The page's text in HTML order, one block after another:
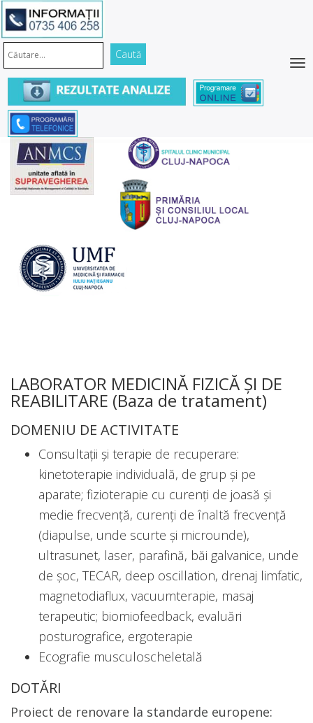
LABORATOR MEDICINĂ FIZICĂ ȘI DE
REABILITARE (Baza de tratament)
DOMENIU DE ACTIVITATE
Consultații și terapie de recuperare:
kinetoterapie individuală, de grup și pe
aparate; fizioterapie cu curenți de joasă și
medie frecvență, curenți de înaltă frecvență
(diapulse, unde scurte și microunde),
ultrasunet, laser, parafină, băi galvanice, unde
de șoc, TECAR, deep oscillation, drenaj limfatic,
magnetodiaflux, vacuumterapie, masaj
terapeutic; biomiofeedback, evaluări
posturografice, ergoterapie
Ecografie musculoscheletală
DOTĂRI
Proiect de renovare la standarde europene: